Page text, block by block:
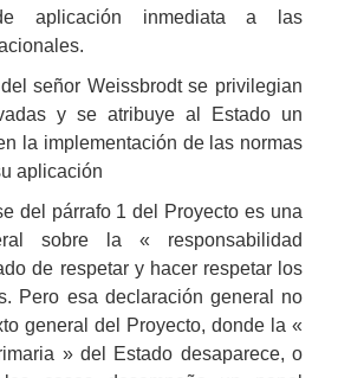
aplicación inmediata a las
señor Weissbrodt se privilegian
y se atribuye al Estado un
la implementación de las normas
aplicación
del párrafo 1 del Proyecto es una
sobre la « responsabilidad
de respetar y hacer respetar los
Pero esa declaración general no
general del Proyecto, donde la «
» del Estado desaparece, o